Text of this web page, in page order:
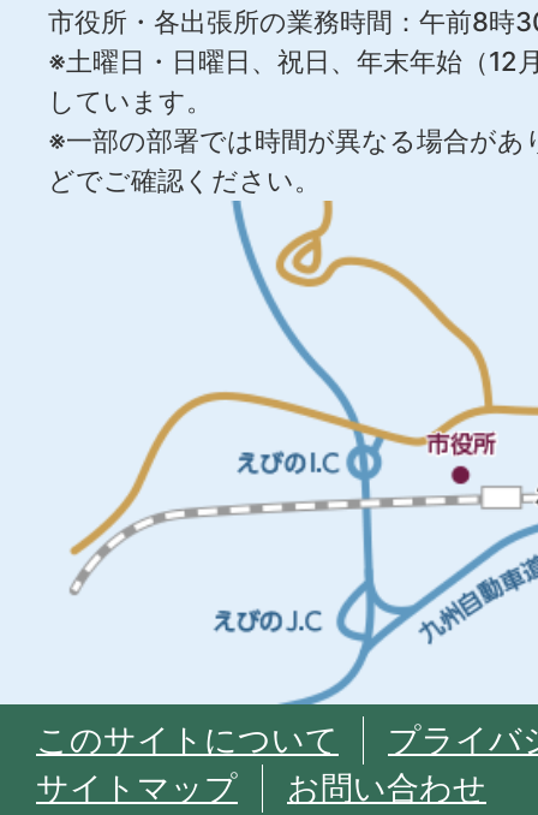
市役所・各出張所の業務時間：午前8時
※土曜日・日曜日、祝日、年末年始（12
しています。
※一部の部署では時間が異なる場合が
どでご確認ください。
このサイトについて
プライバ
サイトマップ
お問い合わせ